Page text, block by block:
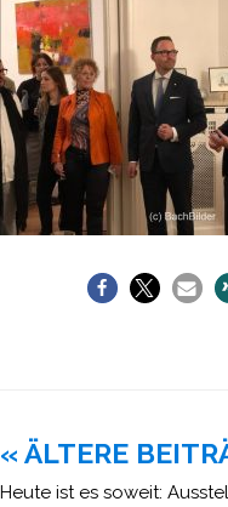
« ÄLTERE
Heute ist es soweit: